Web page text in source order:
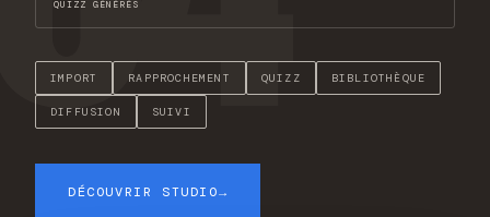
QUIZZ GÉNÉRÉS
IMPORT RAPPROCHEMENT QUIZZ BIBLIOTHÈQUE
DIFFUSION SUIVI
DÉCOUVRIR STUDIO→